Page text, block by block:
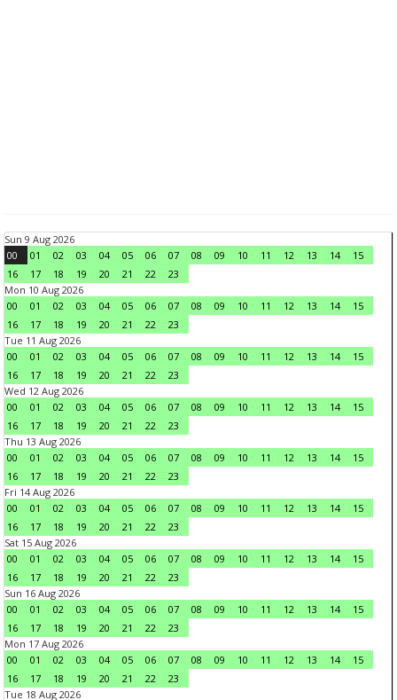
Sun 9 Aug 2026
00
01 02 03 04 05 06 07 08 09 10 11 12 13 14
15
16
17 18 19 20 21 22
23
Mon 10 Aug 2026
00
01 02 03 04 05 06 07 08 09 10 11 12 13 14
15
16
17 18 19 20 21 22
23
Tue 11 Aug 2026
00
01 02 03 04 05 06 07 08 09 10 11 12 13 14
15
16
17 18 19 20 21 22
23
Wed 12 Aug 2026
00
01 02 03 04 05 06 07 08 09 10 11 12 13 14
15
16
17 18 19 20 21 22
23
Thu 13 Aug 2026
00
01 02 03 04 05 06 07 08 09 10 11 12 13 14
15
16
17 18 19 20 21 22
23
Fri 14 Aug 2026
00
01 02 03 04 05 06 07 08 09 10 11 12 13 14
15
16
17 18 19 20 21 22
23
Sat 15 Aug 2026
00
01 02 03 04 05 06 07 08 09 10 11 12 13 14
15
16
17 18 19 20 21 22
23
Sun 16 Aug 2026
00
01 02 03 04 05 06 07 08 09 10 11 12 13 14
15
16
17 18 19 20 21 22
23
Mon 17 Aug 2026
00
01 02 03 04 05 06 07 08 09 10 11 12 13 14
15
16
17 18 19 20 21 22
23
Tue 18 Aug 2026